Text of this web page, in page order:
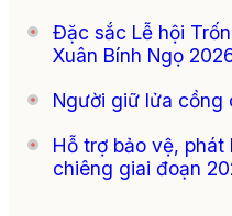
Đặc sắc Lễ hội
Xuân Bính Ngọ
Người giữ lửa cồng
Hỗ trợ bảo vệ,
chiêng giai đoạn